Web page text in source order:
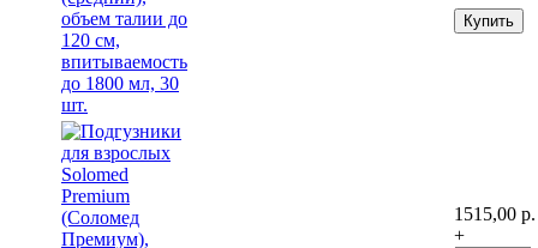
Купить
1515,00 р.
+